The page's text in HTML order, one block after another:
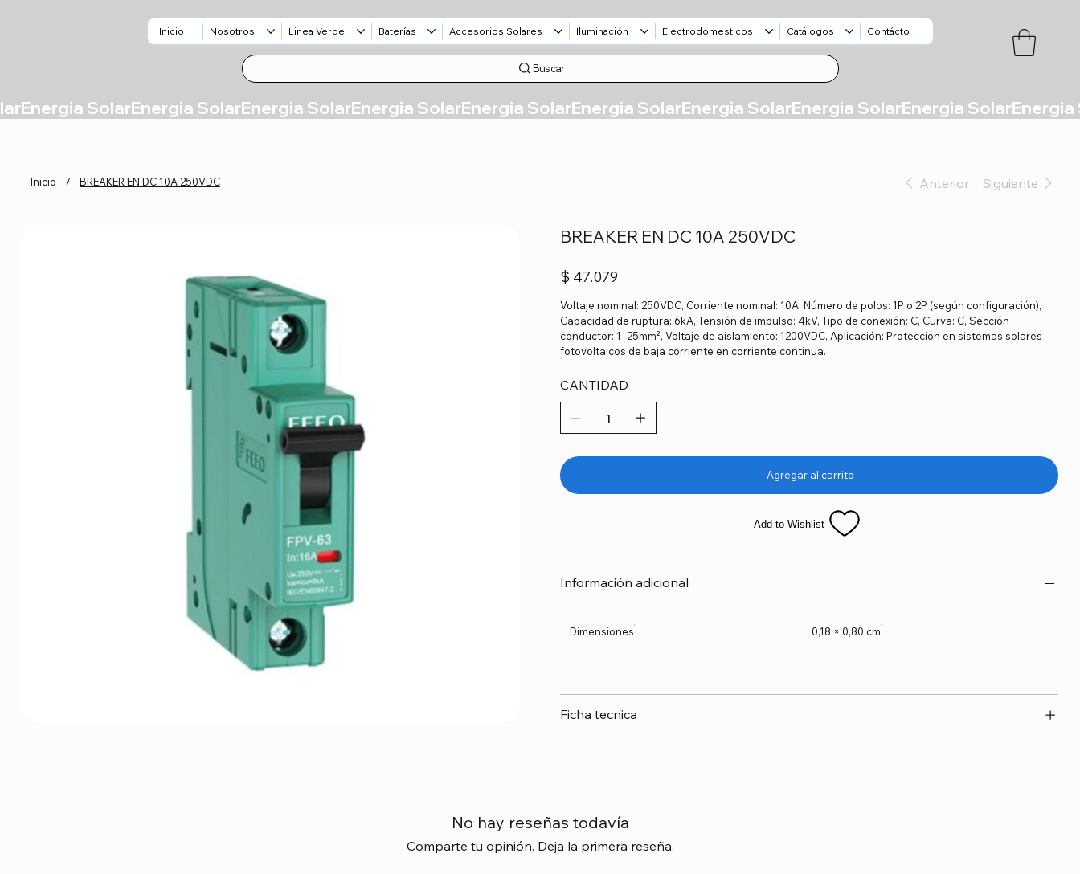
Inicio Nosotros Linea Verde Baterías Accesorios Solares Iluminación Electrodomesticos Catálogos Contácto
Buscar
Inicio / BREAKER EN DC 10A 250VDC Anterior Siguiente
BREAKER EN DC 10A 250VDC
Precio
$ 47.079
Voltaje nominal: 250VDC, Corriente nominal: 10A, Número de polos: 1P o 2P (según configuración),
Capacidad de ruptura: 6kA, Tensión de impulso: 4kV, Tipo de conexión: C, Curva: C, Sección
conductor: 1–25mm², Voltaje de aislamiento: 1200VDC, Aplicación: Protección en sistemas solares
fotovoltaicos de baja corriente en corriente continua.
CANTIDAD
Agregar al carrito
Add to Wishlist
Información adicional
Dimensiones 0,18 × 0,80 cm
Ficha tecnica
No hay reseñas todavía
Comparte tu opinión. Deja la primera reseña.